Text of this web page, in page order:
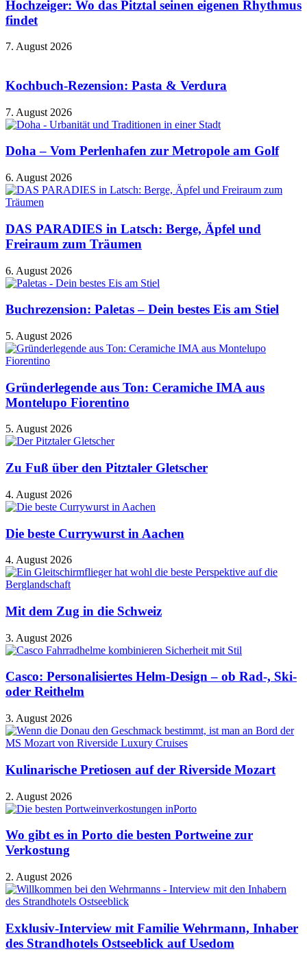
Hochzeiger: Wo das Pitztal seinen eigenen Rhythmus
findet
7. August 2026
Kochbuch-Rezension: Pasta & Verdura
7. August 2026
Doha – Vom Perlenhafen zur Metropole am Golf
6. August 2026
DAS PARADIES in Latsch: Berge, Äpfel und
Freiraum zum Träumen
6. August 2026
Buchrezension: Paletas – Dein bestes Eis am Stiel
5. August 2026
Gründerlegende aus Ton: Ceramiche IMA aus
Montelupo Fiorentino
5. August 2026
Zu Fuß über den Pitztaler Gletscher
4. August 2026
Die beste Currywurst in Aachen
4. August 2026
Mit dem Zug in die Schweiz
3. August 2026
Casco: Personalisiertes Helm-Design – ob Rad-, Ski-
oder Reithelm
3. August 2026
Kulinarische Pretiosen auf der Riverside Mozart
2. August 2026
Wo gibt es in Porto die besten Portweine zur
Verkostung
2. August 2026
Exklusiv-Interview mit Familie Wehrmann, Inhaber
des Strandhotels Ostseeblick auf Usedom